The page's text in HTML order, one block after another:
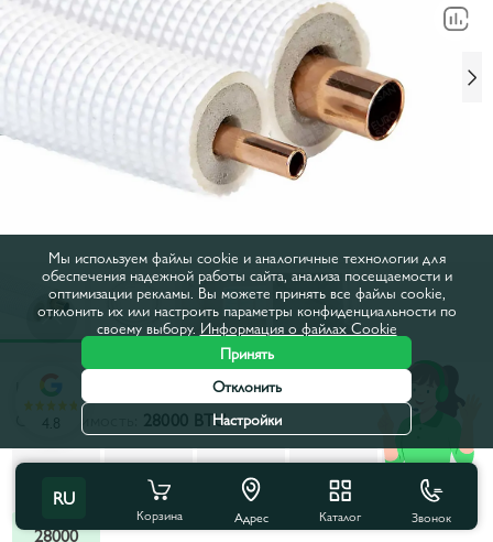
Код товара:
Совместимость:
28000 BTU
7000
BTU
9000
BTU
12000
BTU
18000
BTU
24000
BTU
28000
RU
Корзина Адрес Каталог Звонок
4.8
Мы используем файлы cookie и аналогичные технологии для
обеспечения надежной работы сайта, анализа посещаемости и
оптимизации рекламы. Вы можете принять все файлы cookie,
отклонить их или настроить параметры конфиденциальности по
своему выбору. Информация о файлах Cookie
Принять
Отклонить
Настройки